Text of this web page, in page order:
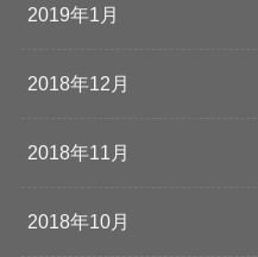
2019年1月
2018年12月
2018年11月
2018年10月